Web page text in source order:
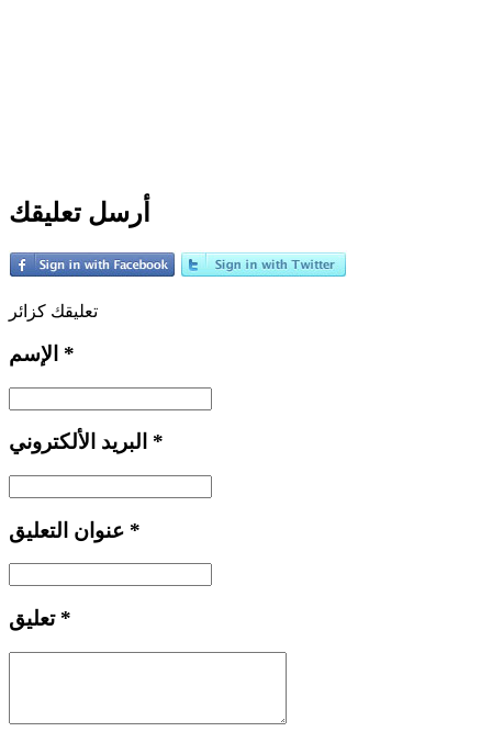
أرسل تعليقك
تعليقك كزائر
*
*
*
تعليق *